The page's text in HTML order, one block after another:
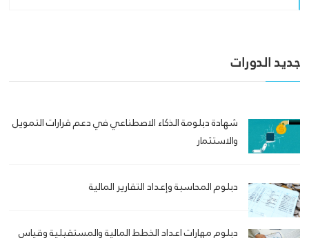
جديد الدورات
شهادة دبلومة الذكاء الاصطناعي في دعم قرارات التمويل
والاستثمار
دبلوم المحاسبة وإعداد التقارير المالية
دبلوم مهارات اعداد الخطط المالية والمستقبلية وقياس